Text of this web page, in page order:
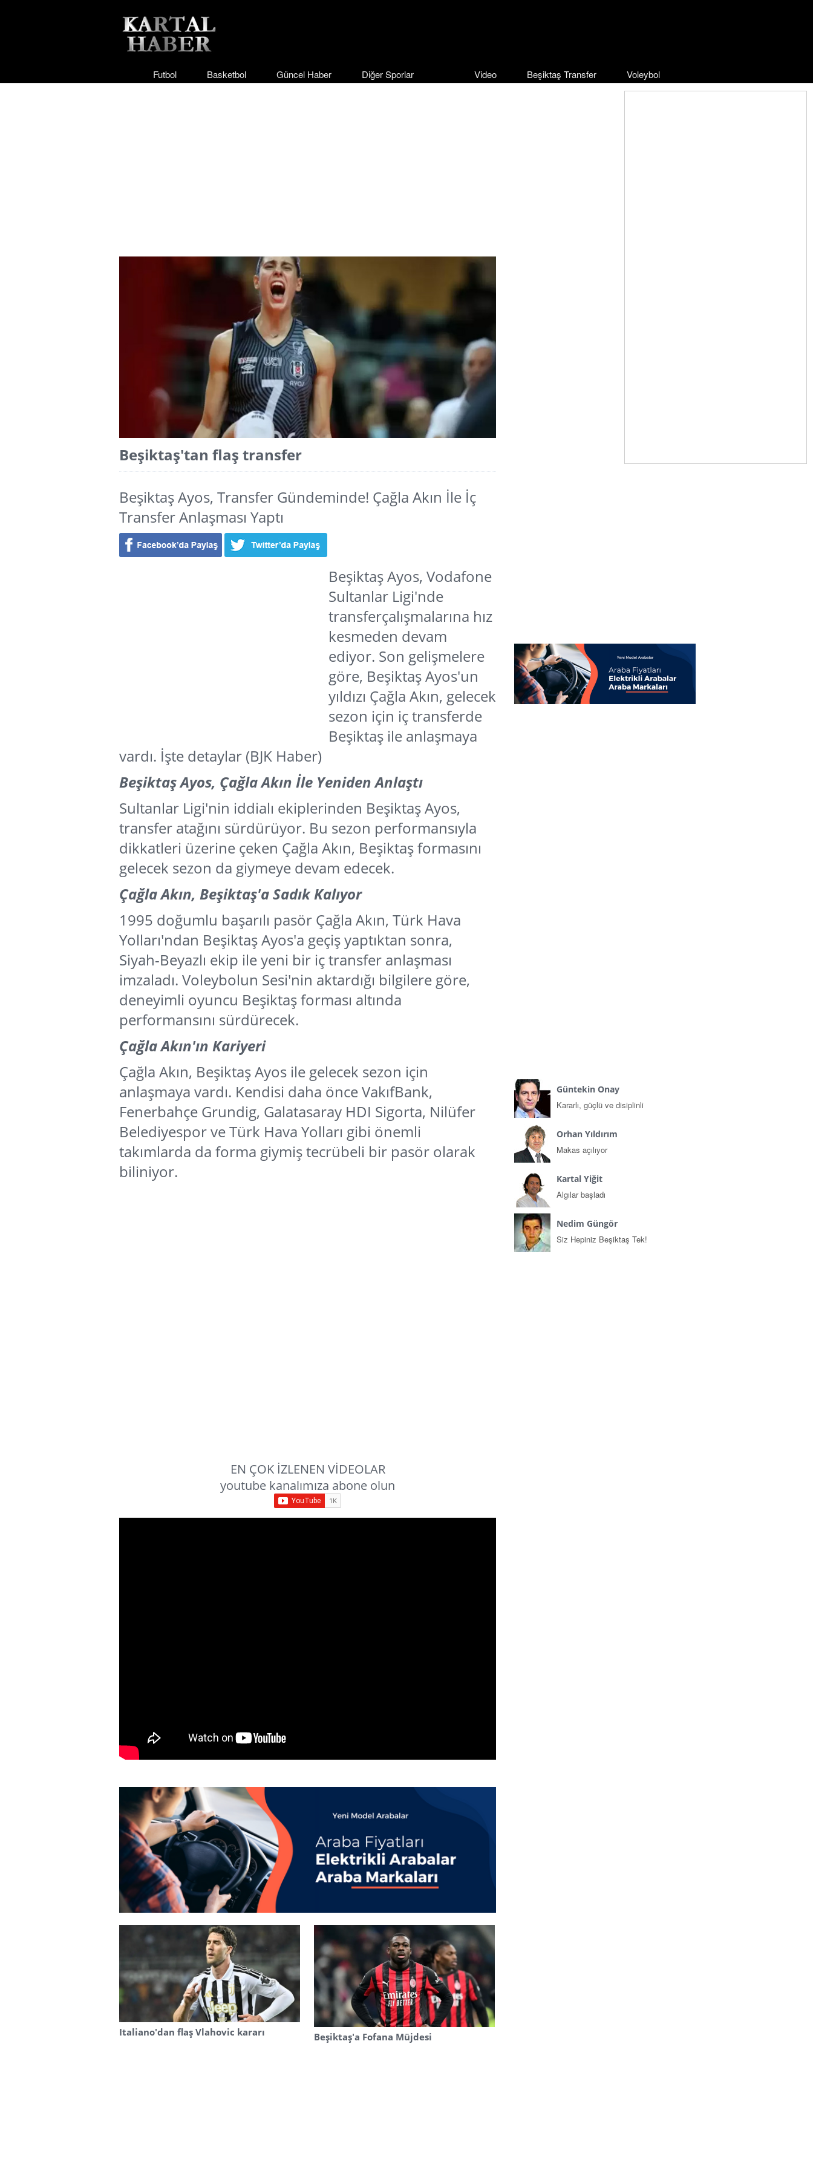
Futbol Basketbol Güncel Haber Diğer Sporlar Video Beşiktaş Transfer Voleybol
Beşiktaş'tan flaş transfer
Beşiktaş Ayos, Transfer Gündeminde! Çağla Akın İle İç
Transfer Anlaşması Yaptı
Beşiktaş Ayos, Vodafone
Sultanlar Ligi'nde
transferçalışmalarına hız
kesmeden devam
ediyor. Son gelişmelere
göre, Beşiktaş Ayos'un
yıldızı Çağla Akın, gelecek
sezon için iç transferde
Beşiktaş ile anlaşmaya
vardı. İşte detaylar (BJK Haber)
Beşiktaş Ayos, Çağla Akın İle Yeniden Anlaştı
Sultanlar Ligi'nin iddialı ekiplerinden Beşiktaş Ayos,
transfer atağını sürdürüyor. Bu sezon performansıyla
dikkatleri üzerine çeken Çağla Akın, Beşiktaş formasını
gelecek sezon da giymeye devam edecek.
Çağla Akın, Beşiktaş'a Sadık Kalıyor
1995 doğumlu başarılı pasör Çağla Akın, Türk Hava
Yolları'ndan Beşiktaş Ayos'a geçiş yaptıktan sonra,
Siyah-Beyazlı ekip ile yeni bir iç transfer anlaşması
imzaladı. Voleybolun Sesi'nin aktardığı bilgilere göre,
deneyimli oyuncu Beşiktaş forması altında
performansını sürdürecek.
Çağla Akın'ın Kariyeri
Çağla Akın, Beşiktaş Ayos ile gelecek sezon için
anlaşmaya vardı. Kendisi daha önce VakıfBank,
Fenerbahçe Grundig, Galatasaray HDI Sigorta, Nilüfer
Belediyespor ve Türk Hava Yolları gibi önemli
takımlarda da forma giymiş tecrübeli bir pasör olarak
biliniyor.
EN ÇOK İZLENEN VİDEOLAR
youtube kanalımıza abone olun
Italiano'dan flaş Vlahovic kararı Beşiktaş'a Fofana Müjdesi
Güntekin Onay
Kararlı, güçlü ve disiplinli
Orhan Yıldırım
Makas açılıyor
Kartal Yiğit
Algılar başladı
Nedim Güngör
Siz Hepiniz Beşiktaş Tek!